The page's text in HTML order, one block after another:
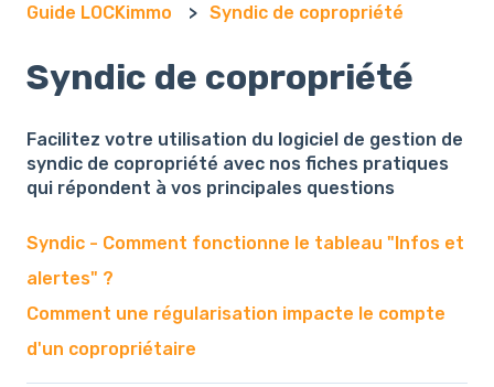
Guide LOCKimmo Syndic de copropriété
Syndic de copropriété
Facilitez votre utilisation du logiciel de gestion de
syndic de copropriété avec nos fiches pratiques
qui répondent à vos principales questions
Syndic - Comment fonctionne le tableau "Infos et
alertes" ?
Comment une régularisation impacte le compte
d'un copropriétaire